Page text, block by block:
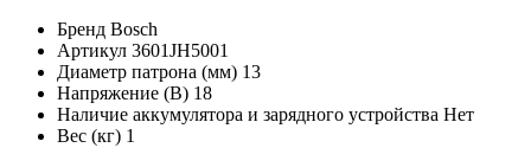
Бренд Bosch
Артикул 3601JH5001
Диаметр патрона (мм) 13
Напряжение (В) 18
Наличие аккумулятора и зарядного устройства Нет
Вес (кг) 1